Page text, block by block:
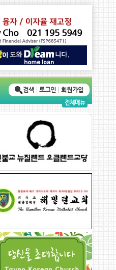
검색 로그인 회원가입
전체메뉴